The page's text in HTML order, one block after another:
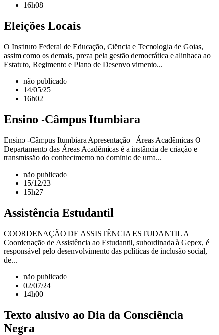
16h08
Eleições Locais
O Instituto Federal de Educação, Ciência e Tecnologia de Goiás,
assim como os demais, preza pela gestão democrática e alinhada ao
Estatuto, Regimento e Plano de Desenvolvimento...
não publicado
14/05/25
16h02
Ensino -Câmpus Itumbiara
Ensino -Câmpus Itumbiara Apresentação Áreas Acadêmicas O
Departamento das Áreas Acadêmicas é a instância de criação e
transmissão do conhecimento no domínio de uma...
não publicado
15/12/23
15h27
Assistência Estudantil
COORDENAÇÃO DE ASSISTÊNCIA ESTUDANTIL A
Coordenação de Assistência ao Estudantil, subordinada à Gepex, é
responsável pelo desenvolvimento das políticas de inclusão social,
de...
não publicado
02/07/24
14h00
Texto alusivo ao Dia da Consciência
Negra